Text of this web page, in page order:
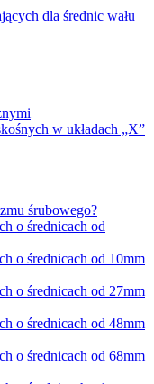
dla średnic wału
w układach „X”
śrubowego?
o średnicach od
o średnicach od 10mm
o średnicach od 27mm
o średnicach od 48mm
o średnicach od 68mm